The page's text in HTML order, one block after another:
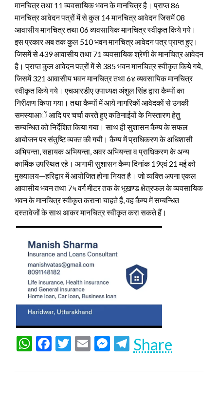
मानचित्र तथा 11 व्यवसायिक भवन के मानचित्र है। प्राप्त 86
मानचित्र आवेदन पत्रों में से कुल 14 मानचित्र आवेदन जिसमें 08
आवासीय मानचित्र तथा 06 व्यवसायिक मानचित्र स्वीकृत किये गये।
इस प्रकार अब तक कुल 510 भवन मानचित्र आवेदन पत्र प्राप्त हुए।
जिसमें से 439 आवासीय तथा 71 व्यवसायिक श्रेणी के मानचित्र आवेदन
है। प्राप्त कुल आवेदन पत्रों में से 385 भवन मानचित्र स्वीकृत किये गये,
जिसमें 321 आवासीय भवन मानचित्र तथा 6४ व्यवसायिक मानचित्र
स्वीकृत किये गये। एचआरडीए उपाध्यक्ष अंशुल सिंह द्वारा कैम्पों का
निरीक्षण किया गया। तथा कैम्पों में आये नागरिकों आवेदकों से उनकी
समस्याआें आदि पर चर्चा करते हुए कठिनाईयों के निस्तारण हेतु
सम्बन्धित को निर्देशित किया गया। साथ ही सुशासन कैम्प के सफल
आयोजन पर संतुष्टि व्यक्त की गयी। कैम्प में प्राधिकरण के अधिशासी
अभियन्ता, सहायक अभियन्ता, अवर अभियन्ता व प्राधिकरण के अन्य
कार्मिक उपस्थित रहे। आगामी सुशासन कैम्प दिनांक 19एवं 21 मई को
मुख्यालय—हरिद्वार में आयोजित होना नियत है। जो व्यक्ति अपना एकल
आवासीय भवन तथा 7५ वर्ग मीटर तक के भूखण्ड क्षेत्रफल के व्यवसायिक
भवन के मानचित्र स्वीकृत कराना चाहते हैं, वह कैम्प में सम्बन्धित
दस्तावेजों के साथ आकर मानचित्र स्वीकृत करा सकते हैं।
WhatsApp
Facebook
Twitter
EmailMessenger
Telegram
Share